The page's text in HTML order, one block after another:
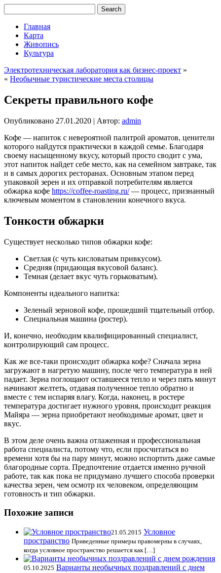
Главная
Карта
Живопись
Культура
Электротехническая лаборатория как бизнес-проект »
« Необычные туристические места столицы
Секреты правильного кофе
Опубликовано 27.01.2020 | Автор: admin
Кофе — напиток с невероятной палитрой ароматов, ценители
которого найдутся практически в каждой семье. Благодаря
своему насыщенному вкусу, который просто сводит с ума,
этот напиток найдет себе место, как на семейном завтраке, так
и в самых дорогих ресторанах. Основным этапом перед
упаковкой зерен и их отправкой потребителям является
обжарка кофе https://coffee-roasting.ru/— процесс, признанный
ключевым моментом в становлении конечного вкуса.
Тонкости обжарки
Существует несколько типов обжарки кофе:
Светлая (с чуть кисловатым привкусом).
Средняя (придающая вкусовой баланс).
Темная (делает вкус чуть горьковатым).
Компоненты идеального напитка:
Зеленый зерновой кофе, прошедший тщательный отбор.
Специальная машина (ростер).
И, конечно, необходим квалифицированный специалист,
контролирующий сам процесс.
Как же все-таки происходит обжарка кофе? Сначала зерна
загружают в нагретую машину, после чего температура в ней
падает. Зерна поглощают оставшееся тепло и через пять минут
начинают желтеть, отдавая полученное тепло обратно и
вместе с тем испаряя влагу. Когда, наконец, в ростере
температура достигает нужного уровня, происходит реакция
Майяра — зерна приобретают необходимые аромат, цвет и
вкус.
В этом деле очень важна отлаженная и профессиональная
работа специалиста, потому что, если просчитаться во
времени хотя бы на пару минут, можно испортить даже самые
благородные сорта. Предпочтение отдается именно ручной
работе, так как пока не придумано лучшего способа проверки
качества зерен, чем осмотр их человеком, определяющим
готовность и тип обжарки.
Похожие записи
21.05.2015 Условное
пространство Приведенные примеры правомерны в случаях,
когда условное пространство решается как […]
05.10.2025 Варианты необычных поздравлений с днем